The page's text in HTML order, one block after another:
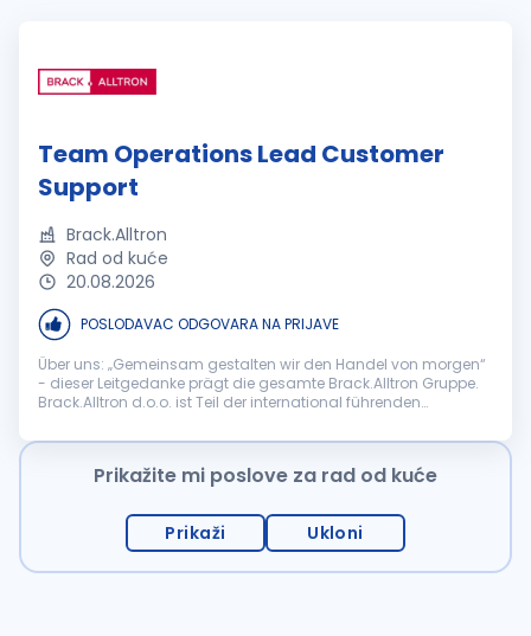
Team Operations Lead Customer
Support
Brack.Alltron
Rad od kuće
20.08.2026
POSLODAVAC ODGOVARA NA PRIJAVE
Über uns: „Gemeinsam gestalten wir den Handel von morgen“
- dieser Leitgedanke prägt die gesamte Brack.Alltron Gruppe.
Brack.Alltron d.o.o. ist Teil der international führenden
Commerce- und Distri...
Prikažite mi poslove za rad od kuće
Prikaži Ukloni